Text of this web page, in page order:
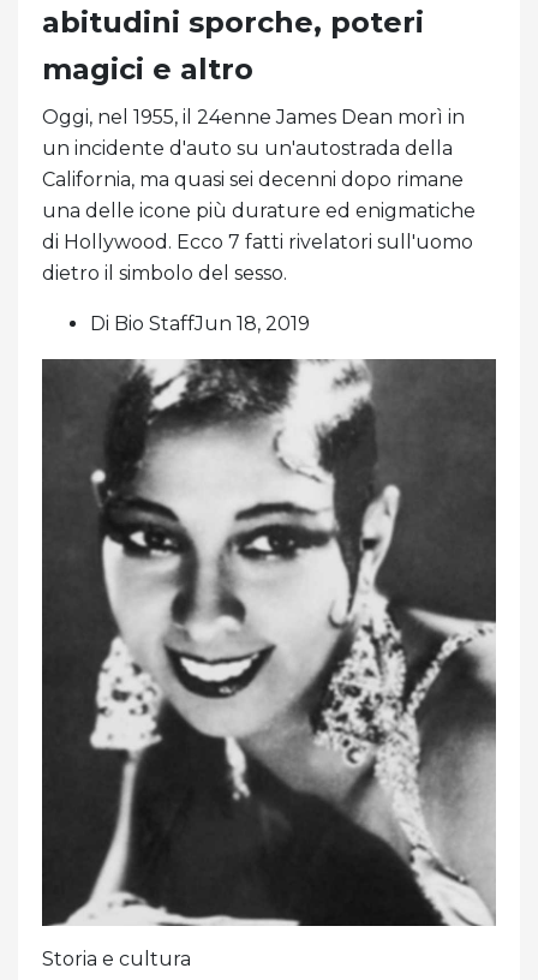
abitudini sporche, poteri
magici e altro
Oggi, nel 1955, il 24enne James Dean morì in
un incidente d'auto su un'autostrada della
California, ma quasi sei decenni dopo rimane
una delle icone più durature ed enigmatiche
di Hollywood. Ecco 7 fatti rivelatori sull'uomo
dietro il simbolo del sesso.
Di Bio StaffJun 18, 2019
Storia e cultura